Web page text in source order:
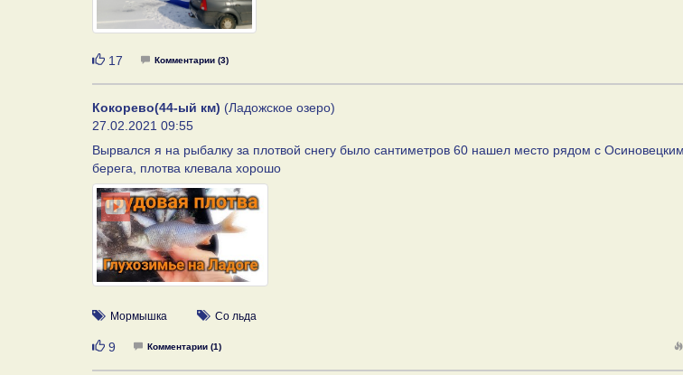
Нравится
17 Комментарии (3)
Кокорево(44-ый км) (Ладожское озеро)
27.02.2021 09:55
Вырвался я на рыбалку за плотвой снегу было сантиметров 60 нашел место рядом с
берега, плотва клевала хорошо
Мормышка Со льда
Нравится
9 Комментарии (1)